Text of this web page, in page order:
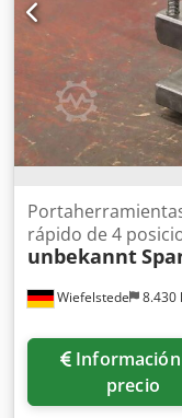
Wiefelstede 8.430
rápido de 4
unbekannt
Información de
precio